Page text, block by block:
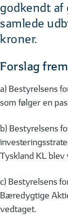
godkendt af
samlede
kroner.
Forslag
a) Bestyrelsens
som følger en
b) Bestyrelsens
Tyskland KL blev
c) Bestyrelsens
Bæredygtige
vedtaget.